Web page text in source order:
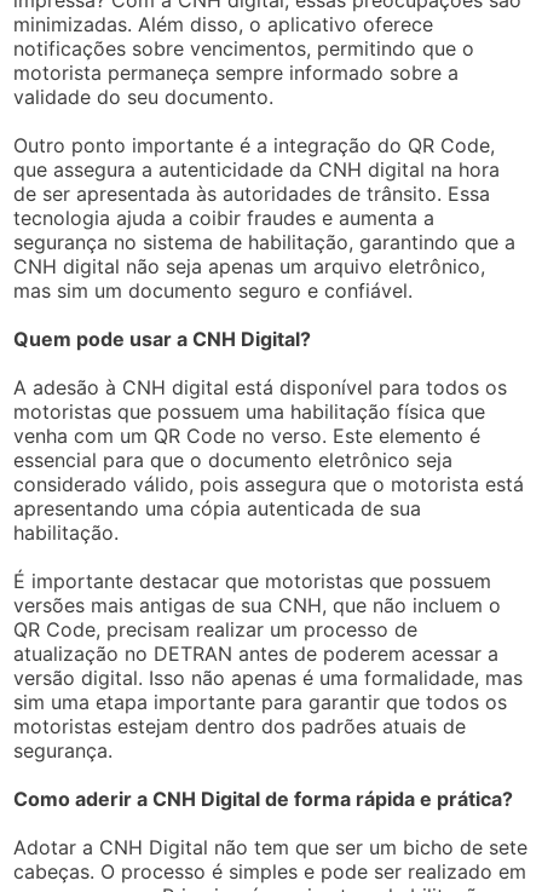
minimizadas. Além disso, o aplicativo oferece
notificações sobre vencimentos, permitindo que o
motorista permaneça sempre informado sobre a
validade do seu documento.
Outro ponto importante é a integração do QR Code,
que assegura a autenticidade da CNH digital na hora
de ser apresentada às autoridades de trânsito. Essa
tecnologia ajuda a coibir fraudes e aumenta a
segurança no sistema de habilitação, garantindo que a
CNH digital não seja apenas um arquivo eletrônico,
mas sim um documento seguro e confiável.
Quem pode usar a CNH Digital?
A adesão à CNH digital está disponível para todos os
motoristas que possuem uma habilitação física que
venha com um QR Code no verso. Este elemento é
essencial para que o documento eletrônico seja
considerado válido, pois assegura que o motorista está
apresentando uma cópia autenticada de sua
habilitação.
É importante destacar que motoristas que possuem
versões mais antigas de sua CNH, que não incluem o
QR Code, precisam realizar um processo de
atualização no DETRAN antes de poderem acessar a
versão digital. Isso não apenas é uma formalidade, mas
sim uma etapa importante para garantir que todos os
motoristas estejam dentro dos padrões atuais de
segurança.
Como aderir a CNH Digital de forma rápida e prática?
Adotar a CNH Digital não tem que ser um bicho de sete
cabeças. O processo é simples e pode ser realizado em